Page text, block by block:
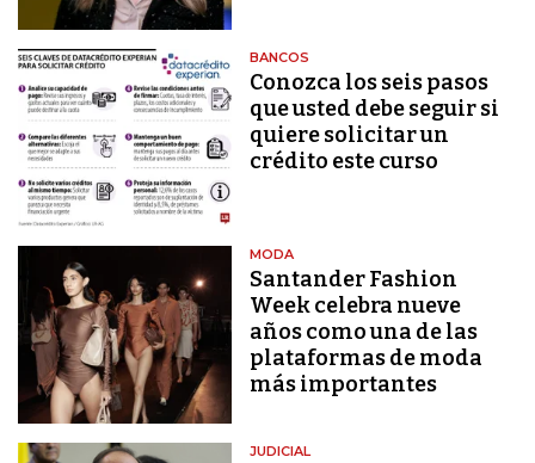
BANCOS
Conozca los seis pasos
que usted debe seguir si
quiere solicitar un
crédito este curso
MODA
Santander Fashion
Week celebra nueve
años como una de las
plataformas de moda
más importantes
JUDICIAL